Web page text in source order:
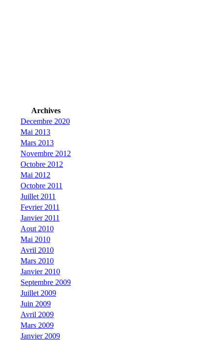
Archives
Decembre 2020
Mai 2013
Mars 2013
Novembre 2012
Octobre 2012
Mai 2012
Octobre 2011
Juillet 2011
Fevrier 2011
Janvier 2011
Aout 2010
Mai 2010
Avril 2010
Mars 2010
Janvier 2010
Septembre 2009
Juillet 2009
Juin 2009
Avril 2009
Mars 2009
Janvier 2009